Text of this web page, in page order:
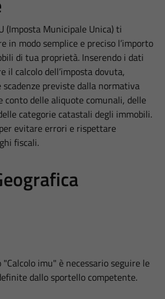
(Imposta Municipale Unica) ti
in modo semplice e preciso l’importo
di tua proprietà. Inserendo i dati
il calcolo dell’imposta dovuta,
previste dalla normativa
conto delle aliquote comunali, delle
categorie catastali degli immobili.
evitare errori e rispettare
fiscali.
"Calcolo imu" è necessario seguire le
dallo sportello competente.